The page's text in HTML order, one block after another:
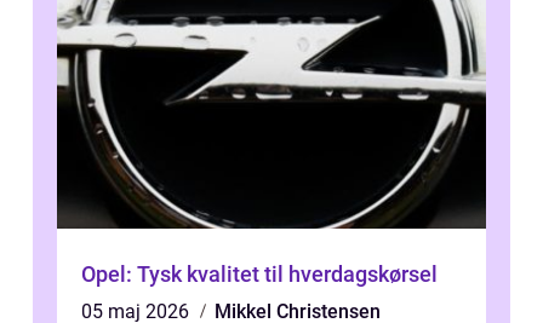
Opel: Tysk kvalitet til hverdagskørsel
05 maj 2026 Mikkel Christensen